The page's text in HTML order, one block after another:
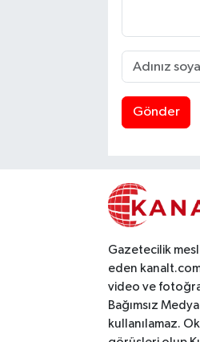
Gönder
Gazetecilik
eden
video ve
Bağımsız
kullanılamaz.